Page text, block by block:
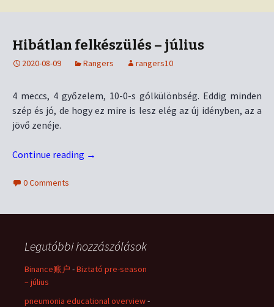
Hibátlan felkészülés – július
2020-08-09 Rangers rangers10
4 meccs, 4 győzelem, 10-0-s gólkülönbség. Eddig minden
szép és jó, de hogy ez mire is lesz elég az új idényben, az a
jövő zenéje.
Continue reading →
0 Comments
Legutóbbi hozzászólások
Binance账户 -Biztató pre-season
– július
pneumonia educational overview-